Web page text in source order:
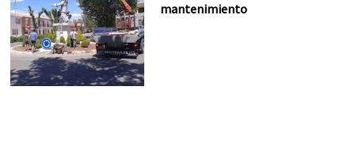
mantenimiento